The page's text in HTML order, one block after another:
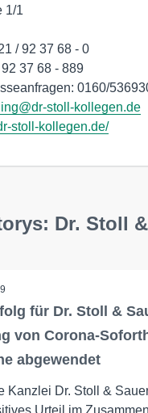
1/1
/ 92 37 68 - 0
37 68 - 889
stoll-kollegen.de
stoll-kollegen.de/
Dr. Stoll
für Dr. Stoll &
von Corona-
abgewendet
Kanzlei Dr. Stoll &
Urteil im